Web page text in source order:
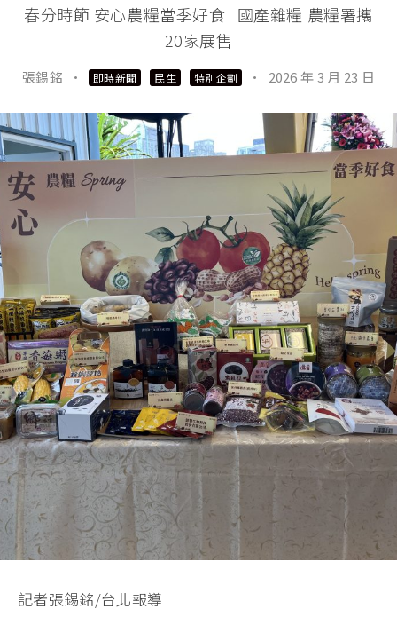
春分時節 安心農糧當季好食 國產雜糧 農糧署攜
20家展售
張錫銘 · 即時新聞 民生 特別企劃 · 2026 年 3 月 23 日
記者張錫銘/台北報導